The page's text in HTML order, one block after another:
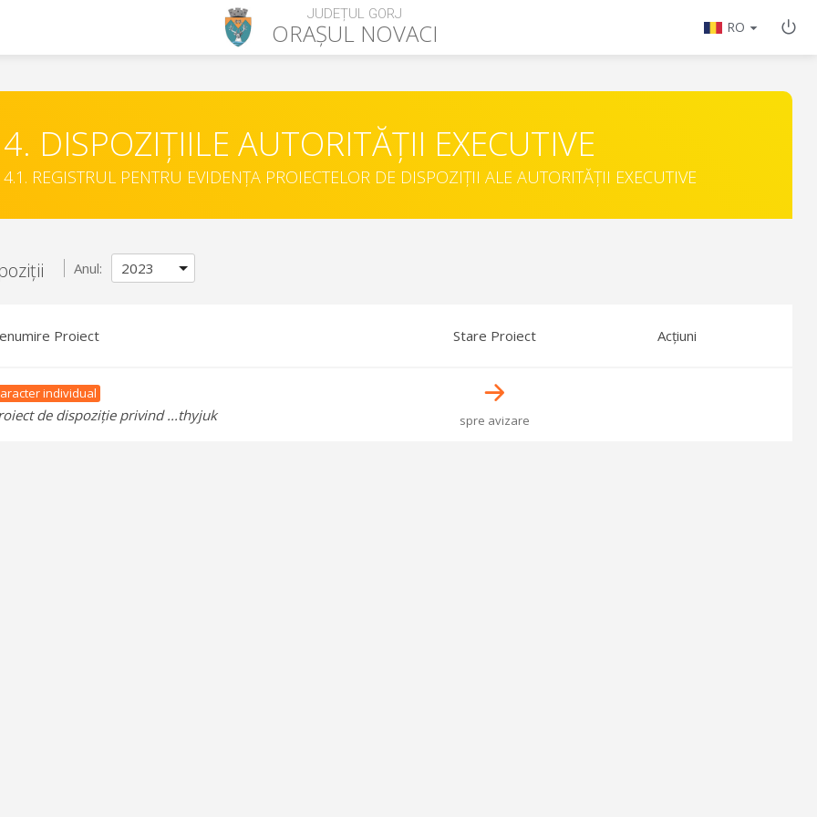
JUDEȚUL GORJ
ORAȘUL NOVACI RO
4. DISPOZIȚIILE AUTORITĂȚII EXECUTIVE
4.1. REGISTRUL PENTRU EVIDENȚA PROIECTELOR DE DISPOZIȚII ALE AUTORITĂȚII EXECUTIVE
Anul:
Proiect Stare Proiect Acțiuni
individual
de dispoziție privind ...thyjuk spre avizare